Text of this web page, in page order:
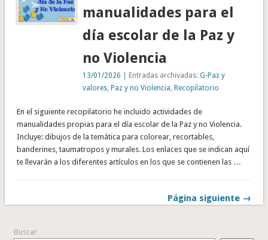
manualidades para el
día escolar de la Paz y
no Violencia
13/01/2026 | Entradas archivadas:G-Paz y
valores, Paz y no Violencia, Recopilatorio
En el siguiente recopilatorio he incluido actividades de
manualidades propias para el día escolar de la Paz y no Violencia.
Incluye: dibujos de la temática para colorear, recortables,
banderines, taumatropos y murales. Los enlaces que se indican aquí
te llevarán a los diferentes artículos en los que se contienen las …
Página siguiente →
Buscar